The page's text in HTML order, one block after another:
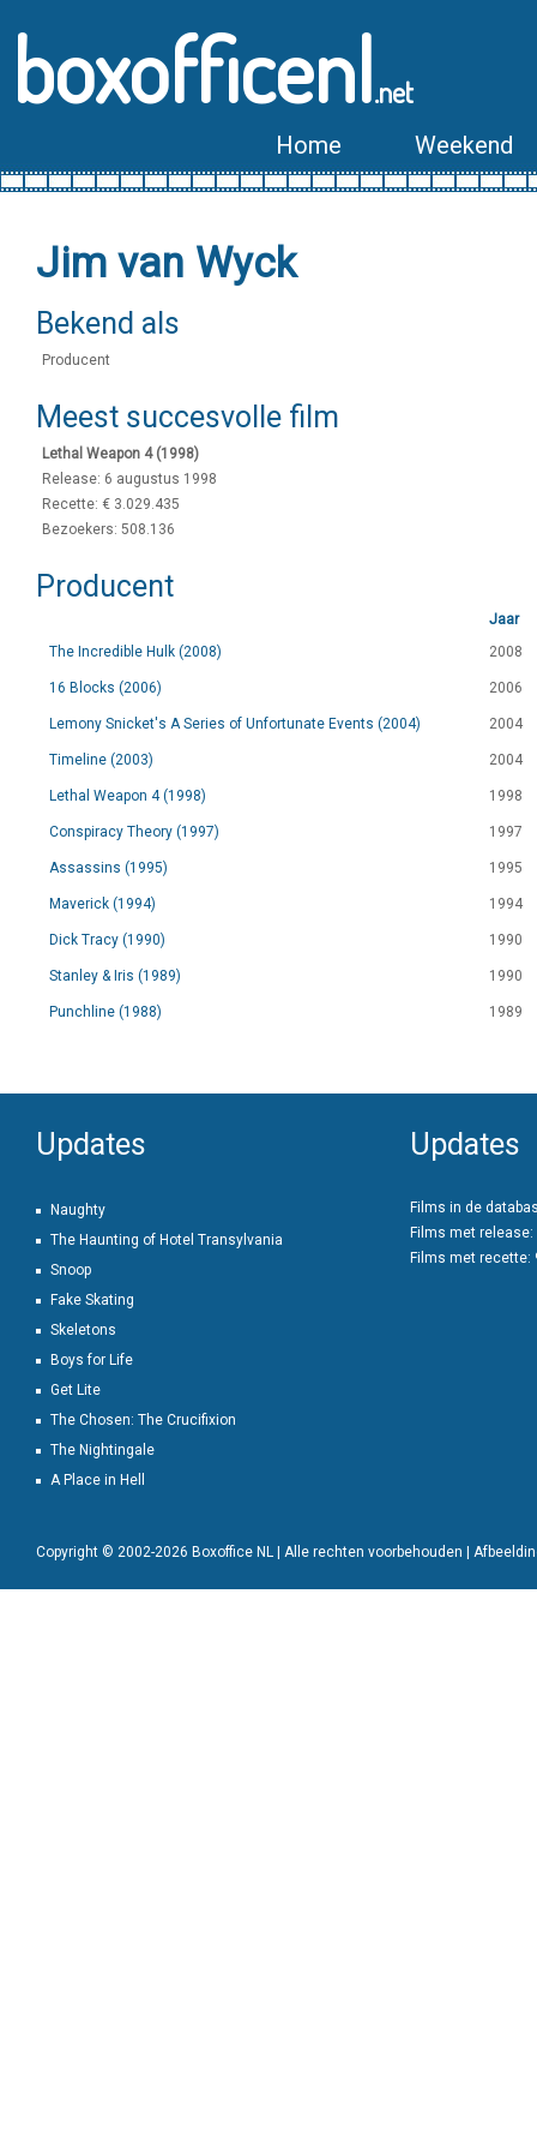
boxofficenl.net
Home Weekend
Jim van Wyck
Bekend als
Producent
Meest succesvolle film
Lethal Weapon 4 (1998)
Release: 6 augustus 1998
Recette: € 3.029.435
Bezoekers: 508.136
Producent
Jaar
The Incredible Hulk (2008)
2008
16 Blocks (2006) 2006
Lemony Snicket's A Series of Unfortunate Events (2004) 2004
Timeline (2003) 2004
Lethal Weapon 4 (1998) 1998
Conspiracy Theory (1997) 1997
Assassins (1995) 1995
Maverick (1994) 1994
Dick Tracy (1990) 1990
Stanley & Iris (1989) 1990
Punchline (1988) 1989
Updates
Naughty
The Haunting of Hotel Transylvania
Snoop
Fake Skating
Skeletons
Boys for Life
Get Lite
The Chosen: The Crucifixion
The Nightingale
A Place in Hell
Updates
Films in de
Films met release:
Films met recette:
Copyright © 2002-2026 Boxoffice NL | Alle rechten voorbehouden |